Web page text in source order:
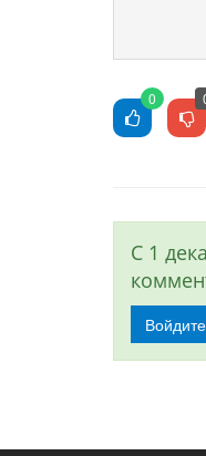
0
С 1
Войдите